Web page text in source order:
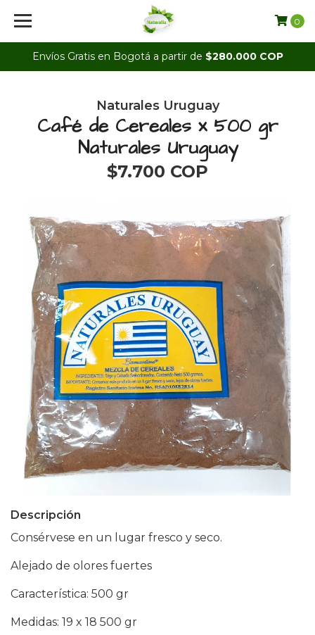
Envíos Gratis en Bogotá a partir de $280.000 COP
0
Naturales Uruguay
Café de Cereales x 500 gr
Naturales Uruguay
$7.700 COP
Descripción
Consérvese en un lugar fresco y seco.
Alejado de olores fuertes
Característica: 500 gr
Medidas: 19 x 18 500 gr